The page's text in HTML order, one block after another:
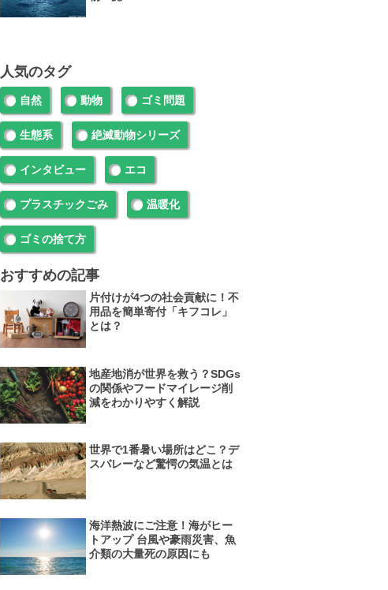
人気のタグ
自然 動物 ゴミ問題
生態系 絶滅動物シリーズ
インタビュー エコ
プラスチックごみ 温暖化
ゴミの捨て方
おすすめの記事
片付けが4つの社会貢献に！不
用品を簡単寄付「キフコレ」
とは？
地産地消が世界を救う？SDGs
の関係やフードマイレージ削
減をわかりやすく解説
世界で1番暑い場所はどこ？デ
スバレーなど驚愕の気温とは
海洋熱波にご注意！海がヒー
トアップ 台風や豪雨災害、魚
介類の大量死の原因にも